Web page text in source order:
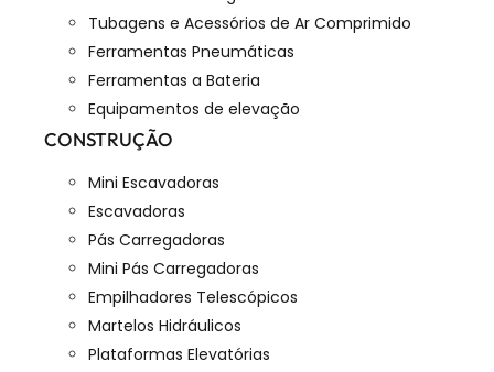
Tubagens e Acessórios de Ar Comprimido
Ferramentas Pneumáticas
Ferramentas a Bateria
Equipamentos de elevação
CONSTRUÇÃO
Mini Escavadoras
Escavadoras
Pás Carregadoras
Mini Pás Carregadoras
Empilhadores Telescópicos
Martelos Hidráulicos
Plataformas Elevatórias